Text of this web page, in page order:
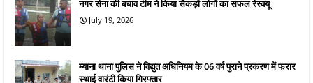
नगर सेना की बचाव टीम ने किया सैकड़ों लोगों का सफल रेस्क्यू
July 19, 2026
म्याना थाना पुलिस ने विद्युत अधिनियम के 06 वर्ष पुराने प्रकरण में फरार
स्थाई वारंटी किया गिरफ्तार